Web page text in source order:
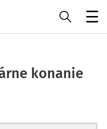
konanie